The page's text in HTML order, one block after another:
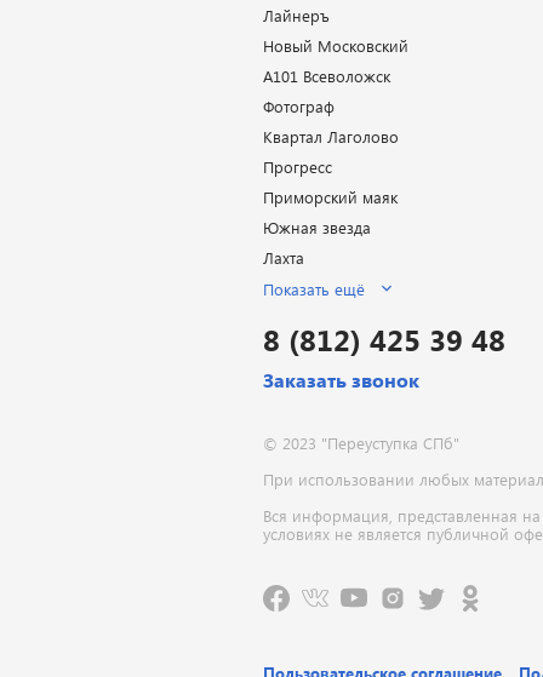
8 (812) 425 39 48
Заказать звонок
© 2023 "Переуступка СПб"
При использовании любых
Вся информация, представленная
условиях не является публичной
Лайнеръ
Новый Московский
А101 Всеволожск
Фотограф
Квартал Лаголово
Прогресс
Приморский маяк
Южная звезда
Лахта
Показать ещё
Пользовательское соглашение